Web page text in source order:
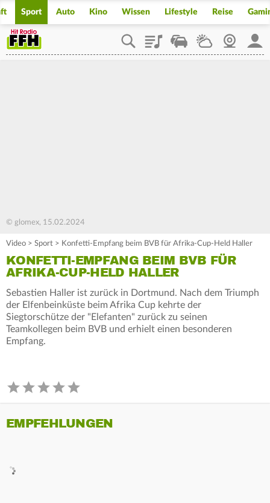
Sport Auto Kino Wissen Lifestyle Reise
PlaylistStaupilotWetterWebcam
© glomex, 15.02.2024
Video > Sport > Konfetti-Empfang beim BVB für Afrika-Cup-Held Haller
KONFETTI-EMPFANG BEIM BVB FÜR
AFRIKA-CUP-HELD HALLER
Sebastien Haller ist zurück in Dortmund. Nach dem Triumph
der Elfenbeinküste beim Afrika Cup kehrte der
Siegtorschütze der "Elefanten" zurück zu seinen
Teamkollegen beim BVB und erhielt einen besonderen
Empfang.
EMPFEHLUNGEN